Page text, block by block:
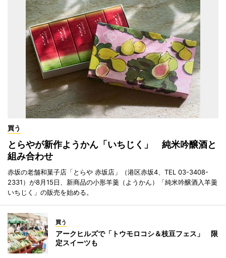
買う
とらやが新作ようかん「いちじく」 純米吟醸酒と
組み合わせ
赤坂の老舗和菓子店「とらや 赤坂店」（港区赤坂4、TEL 03-3408-
2331）が8月15日、新商品の小形羊羹（ようかん）「純米吟醸酒入羊羹
いちじく」の販売を始める。
買う
アークヒルズで「トウモロコシ＆枝豆フェス」 限
定スイーツも